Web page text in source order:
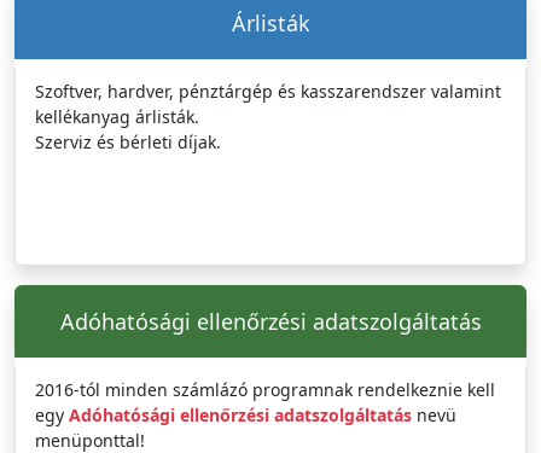
Árlisták
Szoftver, hardver, pénztárgép és kasszarendszer valamint
kellékanyag árlisták.
Szerviz és bérleti díjak.
Adóhatósági ellenőrzési adatszolgáltatás
2016-tól minden számlázó programnak rendelkeznie kell
egy Adóhatósági ellenőrzési adatszolgáltatás nevü
menüponttal!